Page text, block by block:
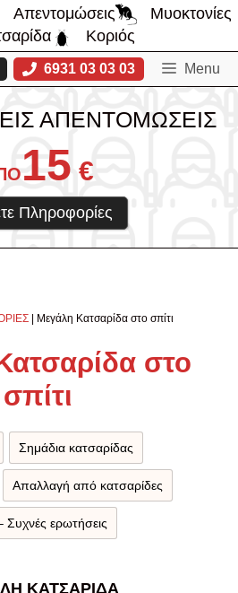
Απεντομώσεις
Μυοκτονίες
Κοριός
Menu
6931 03 03 03
ΑΠΕΝΤΟΜΩΣΕΙΣ
15 €
Πληροφορίες
| Μεγάλη Κατσαρίδα στο σπίτι
στο
σπίτι
Σημάδια κατσαρίδας
Απαλλαγή από κατσαρίδες
Συχνές ερωτήσεις
ΚΑΤΣΑΡΙΔΑ